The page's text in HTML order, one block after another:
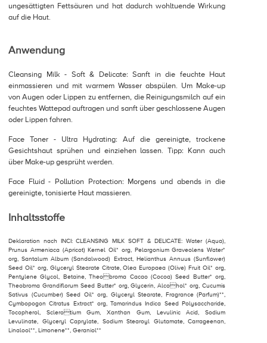
ungesättigten Fettsäuren und hat dadurch wohltuende Wirkung
auf die Haut.
Anwendung
Cleansing Milk - Soft & Delicate: Sanft in die feuchte Haut
einmassieren und mit warmem Wasser abspülen. Um Make-up
von Augen oder Lippen zu entfernen, die Reinigungsmilch auf ein
feuchtes Wattepad auftragen und sanft über geschlossene Augen
oder Lippen fahren.
Face Toner - Ultra Hydrating: Auf die gereinigte, trockene
Gesichtshaut sprühen und einziehen lassen. Tipp: Kann auch
über Make-up gesprüht werden.
Face Fluid - Pollution Protection: Morgens und abends in die
gereinigte, tonisierte Haut massieren.
Inhaltsstoffe
Deklaration nach INCI: CLEANSING MILK SOFT & DELICATE: Water (Aqua),
Prunus Armeniaca (Apricot) Kernel Oil* org, Pelargonium Graveolens Water*
org, Santalum Album (Sandalwood) Extract, Helianthus Annuus (Sunflower)
Seed Oil* org, Glyceryl Stearate Citrate, Olea Europaea (Olive) Fruit Oil* org,
Pentylene Glycol, Betaine, Theobroma Cacao (Cocoa) Seed Butter* org,
Theobroma Grandiflorum Seed Butter* org, Glycerin, Alcohol* org, Cucumis
Sativus (Cucumber) Seed Oil* org, Glyceryl Stearate, Fragrance (Parfum)**,
Cymbopogon Citratus Extract* org, Tamarindus Indica Seed Polysaccharide,
Tocopherol, Sclerotium Gum, Xanthan Gum, Levulinic Acid, Sodium
Levulinate, Glyceryl Caprylate, Sodium Stearoyl Glutamate, Carrageenan,
Linalool**, Limonene**, Geraniol**